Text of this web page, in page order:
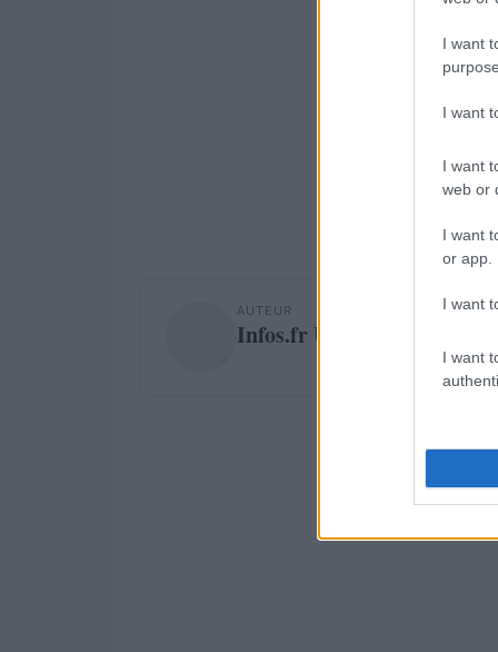
I want
I want
I want
web or
I want
or app.
I want
I want
AUTEUR
Infos.fr Unit